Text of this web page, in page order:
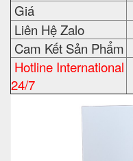
Giá
Liên Hệ Zalo
Cam Kết Sản Phẩm
Hotline International
24/7